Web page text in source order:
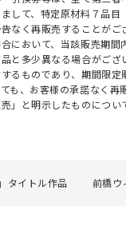
して、特定原材料７品
なく再販売することがご
において、当該販売期間
と多少異なる場合がござ
るものであり、期間限
も、お客様の承諾なく再
」と明示したものについ
」タイトル作品 前橋ウ